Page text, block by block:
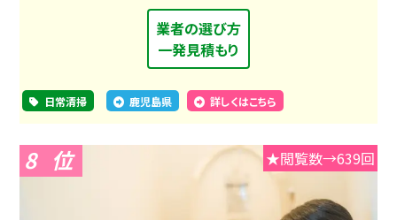
業者の選び方
一発見積もり
日常清掃 鹿児島県 詳しくはこちら
8 ★閲覧数→639回